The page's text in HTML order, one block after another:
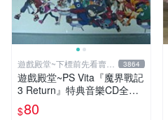
遊戲殿堂~下標前先看賣場
關於我
3864
遊戲殿堂~PS Vita『魔界戰記
3 Return』特典音樂CD全新
品未使用(不含遊戲片喔)
$80